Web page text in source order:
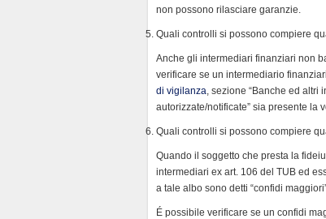
non possono rilasciare garanzie.
Quali controlli si possono compiere
Anche gli intermediari finanziari non
verificare se un intermediario
di vigilanza , sezione “Banche ed
autorizzate/notificate” sia presente la
Quali controlli si possono compiere
Quando il soggetto che presta la
intermediari ex art. 106 del TUB ed
a tale albo sono detti “confidi
É possibile verificare se un confidi